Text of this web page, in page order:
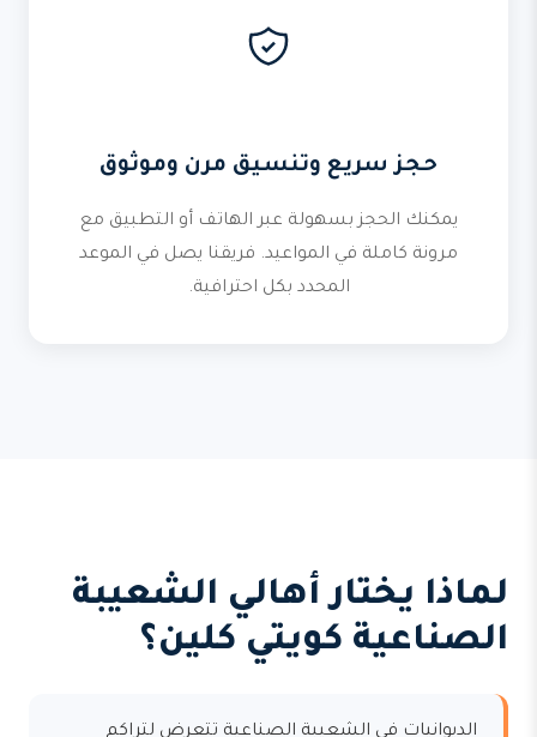
حجز سريع وتنسيق مرن وموثوق
يمكنك الحجز بسهولة عبر الهاتف أو التطبيق مع
مرونة كاملة في المواعيد. فريقنا يصل في الموعد
المحدد بكل احترافية.
لماذا يختار أهالي الشعيبة
الصناعية كويتي كلين؟
الديوانيات في الشعيبة الصناعية تتعرض لتراكم